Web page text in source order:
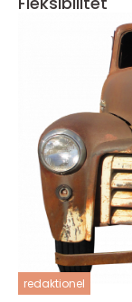
redaktionel